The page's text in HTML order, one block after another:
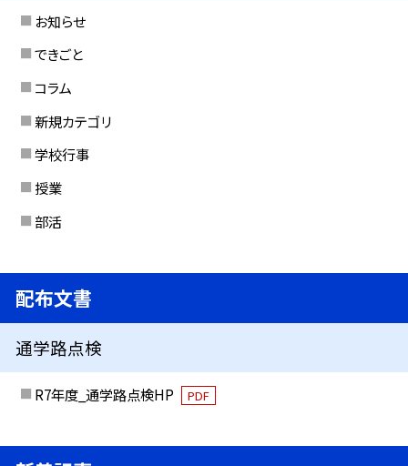
お知らせ
できごと
コラム
新規カテゴリ
学校行事
授業
部活
配布文書
通学路点検
R7年度_通学路点検HP PDF